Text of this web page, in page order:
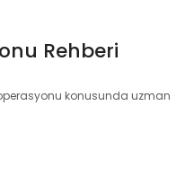
Rehberi
konusunda uzman